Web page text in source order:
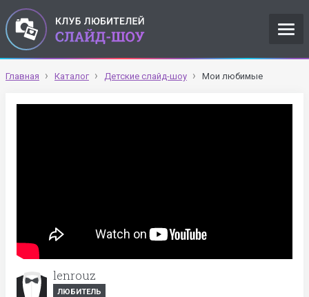
Главная Каталог Детские слайд-шоу Мои любимые
lenrouz
ЛЮБИТЕЛЬ